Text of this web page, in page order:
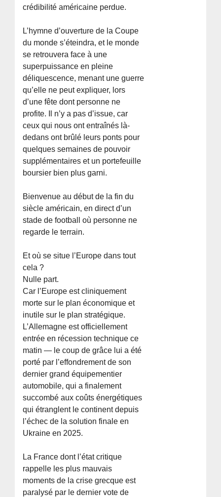
crédibilité américaine perdue.
L’hymne d’ouverture de la Coupe
du monde s’éteindra, et le monde
se retrouvera face à une
superpuissance en pleine
déliquescence, menant une guerre
qu’elle ne peut expliquer, lors
d’une fête dont personne ne
profite. Il n’y a pas d’issue, car
ceux qui nous ont entraînés là-
dedans ont brûlé leurs ponts pour
quelques semaines de pouvoir
supplémentaires et un portefeuille
boursier bien plus garni.
Bienvenue au début de la fin du
siècle américain, en direct d’un
stade de football où personne ne
regarde le terrain.
Et où se situe l’Europe dans tout
cela ?
Nulle part.
Car l’Europe est cliniquement
morte sur le plan économique et
inutile sur le plan stratégique.
L’Allemagne est officiellement
entrée en récession technique ce
matin — le coup de grâce lui a été
porté par l’effondrement de son
dernier grand équipementier
automobile, qui a finalement
succombé aux coûts énergétiques
qui étranglent le continent depuis
l’échec de la solution finale en
Ukraine en 2025.
La France dont l’état critique
rappelle les plus mauvais
moments de la crise grecque est
paralysé par le dernier vote de